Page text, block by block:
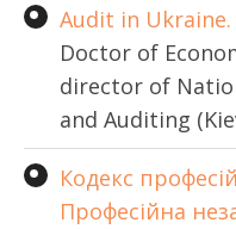
Audit in
Doctor of
director of
and Auditing
Кодекс
Професійна